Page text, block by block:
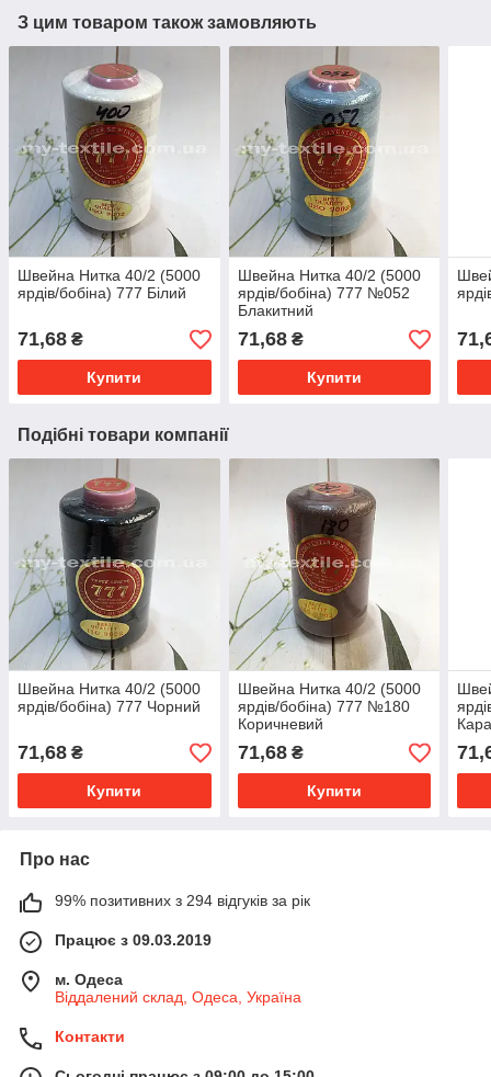
З цим товаром також замовляють
Швейна Нитка 40/2 (5000
ярдів/бобіна) 777 Білий
71,68 ₴
Купити
Швейна Нитка 40/2 (5000
ярдів/бобіна) 777 №052
Блакитний
71,68₴
Купити
Подібні товари компанії
Швейна Нитка 40/2 (5000
ярдів/бобіна) 777 Чорний
71,68 ₴
Купити
Швейна Нитка 40/2 (5000
ярдів/бобіна) 777 №180
Коричневий
71,68₴
Купити
Про нас
99% позитивних з 294 відгуків за рік
Працює з 09.03.2019
м. Одеса
Віддалений склад, Одеса, Україна
Контакти